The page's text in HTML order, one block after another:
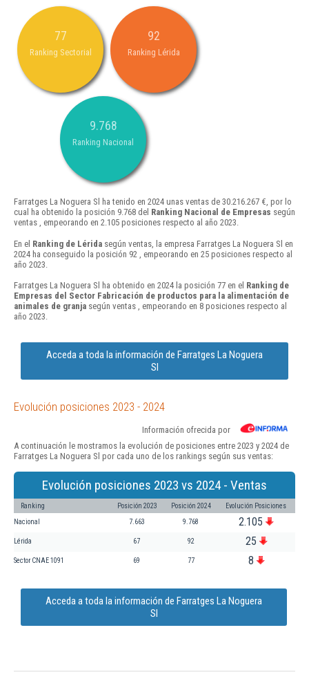
77
Ranking Sectorial
92
Ranking Lérida
9.768
Ranking Nacional
Farratges La Noguera Sl ha tenido en 2024 unas ventas de 30.216.267 €, por lo
cual ha obtenido la posición 9.768 del Ranking Nacional de Empresas según
ventas , empeorando en 2.105 posiciones respecto al año 2023.
En el Ranking de Lérida según ventas, la empresa Farratges La Noguera Sl en
2024 ha conseguido la posición 92 , empeorando en 25 posiciones respecto al
año 2023.
Farratges La Noguera Sl ha obtenido en 2024 la posición 77 en el Ranking de
Empresas del Sector Fabricación de productos para la alimentación de
animales de granja según ventas , empeorando en 8 posiciones respecto al
año 2023.
Acceda a toda la información de Farratges La Noguera
Sl
Evolución posiciones 2023 - 2024
Información ofrecida por
A continuación le mostramos la evolución de posiciones entre 2023 y 2024 de
Farratges La Noguera Sl por cada uno de los rankings según sus ventas:
Evolución posiciones 2023 vs 2024 - Ventas
Ranking Posición 2023 Posición 2024 Evolución Posiciones
Nacional 7.663 9.768 2.105
Lérida 67 92 25
Sector CNAE 1091 69 77 8
Acceda a toda la información de Farratges La Noguera
Sl